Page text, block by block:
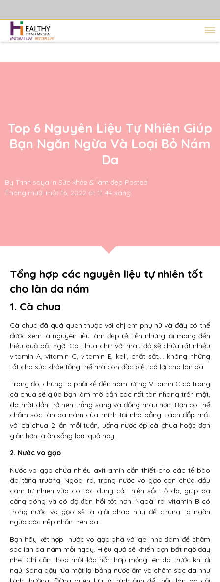
Top 6 Nguyên Liệu Tự Nhiên Giúp
Bạn Ngăn Ngừa Và Loại Bỏ Nám
Da
By Trinh saya in Sức khỏe & làm đẹp Posted
Tháng mười một 16, 2022 at 11:44 sáng
Tổng hợp các nguyên liệu tự nhiên tốt
cho làn da nám
1. Cà chua
Cà chua đã quá quen thuộc với chị em phụ nữ và đây có thể
được xem là nguyên liệu làm đẹp rẻ tiền nhưng lại mang đến
hiệu quả bất ngờ. Cà chua chín với màu đỏ sẽ chứa rất nhiều
vitamin A, vitamin C, vitamin E, kali, chất sắt,… không những
tốt cho sức khỏe tổng thể mà còn đặc biệt có lợi cho làn da.
Trong đó, chúng ta phải kể đến hàm lượng Vitamin C có trong
cà chua sẽ giúp bạn làm mờ dần các nốt tàn nhang trên mặt,
da mặt dần trở nên trắng sáng và đồng màu hơn. Bạn có thể
chăm sóc làn da nám của mình tại nhà bằng cách đắp mặt
với cà chua 2 lần mỗi tuần, uống nước ép cà chua hoặc đơn
giản hơn là ăn sống loại quả này.
2. Nước vo gạo
Nước vo gạo chứa nhiều axit amin cần thiết cho các tế bào
da tăng trường. Ngoài ra, trong nước vo gạo còn chứa dầu
cám tự nhiên vừa có tác dụng cải thiện sắc tố da, giúp da
căng bóng và có độ đàn hồi tốt hơn. Ngoài ra, vitamin B có
trong nước vo gạo sẽ là giải pháp hay để chúng ta ngăn
ngừa các nếp nhăn trên da.
Bạn hãy kết hợp nước vo gạo pha với gel nha đam để chăm
sóc làn da nám mỗi ngày. Hiệu quả sẽ khiến bạn bất ngờ đây
nhé. Chỉ cần thoa một lớp hỗn hợp mỏng lên da trước khi đi
ngủ. Sáng dậy rửa mặt lại bằng nước ấm và chăm sóc da như